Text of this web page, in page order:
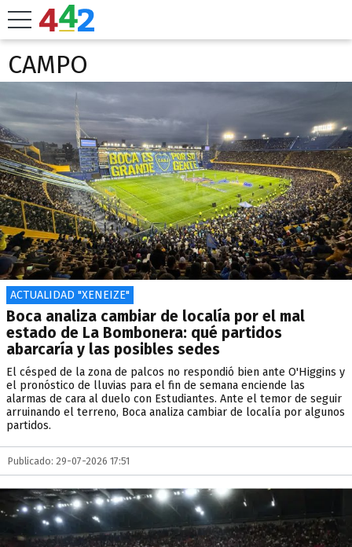
CAMPO
ACTUALIDAD "XENEIZE"
Boca analiza cambiar de localía por el mal
estado de La Bombonera: qué partidos
abarcaría y las posibles sedes
El césped de la zona de palcos no respondió bien ante O'Higgins y
el pronóstico de lluvias para el fin de semana enciende las
alarmas de cara al duelo con Estudiantes. Ante el temor de seguir
arruinando el terreno, Boca analiza cambiar de localía por algunos
partidos.
Publicado: 29-07-2026 17:51